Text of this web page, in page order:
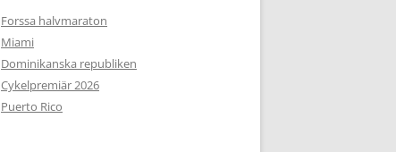
Forssa halvmaraton
Miami
Dominikanska republiken
Cykelpremiär 2026
Puerto Rico